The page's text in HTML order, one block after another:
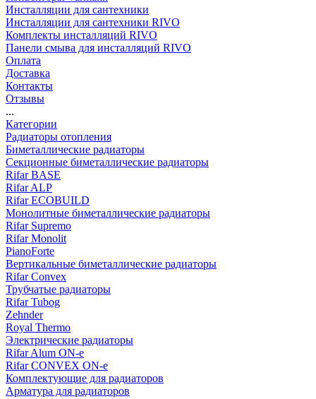
Инсталляции для сантехники
Инсталляции для сантехники RIVO
Комплекты инсталляций RIVO
Панели смыва для инсталляций RIVO
Оплата
Доставка
Контакты
Отзывы
...
Категории
Радиаторы отопления
Биметаллические радиаторы
Секционные биметаллические радиаторы
Rifar BASE
Rifar ALP
Rifar ECOBUILD
Монолитные биметаллические радиаторы
Rifar Supremo
Rifar Monolit
PianoForte
Вертикальные биметаллические радиаторы
Rifar Convex
Трубчатые радиаторы
Rifar Tubog
Zehnder
Royal Thermo
Электрические радиаторы
Rifar Alum ON-e
Rifar CONVEX ON-e
Комплектующие для радиаторов
Арматура для радиаторов